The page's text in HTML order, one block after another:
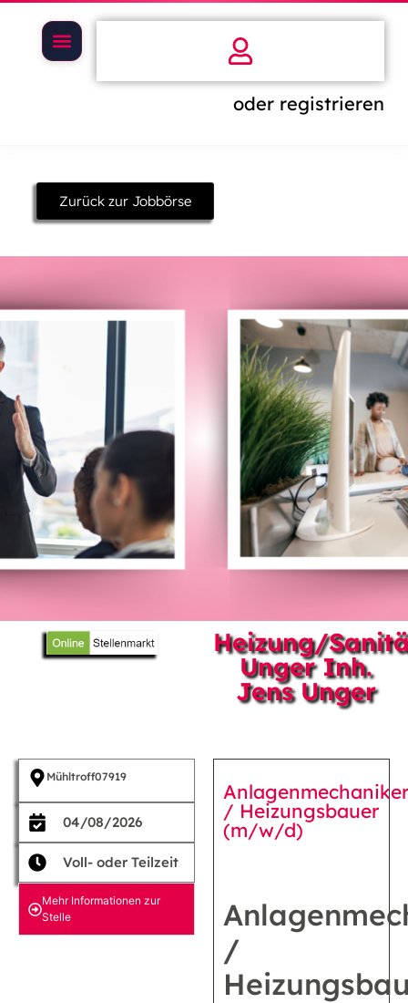
oder registrieren
Zurück zur Jobbörse
Heizung/
Unger Inh.
Jens Unger
Mühltroff07919
04/08/2026
Voll- oder Teilzeit
Mehr Informationen zur
Stelle
Anlagenmechaniker
/ Heizungsbauer
(m/w/d)
/